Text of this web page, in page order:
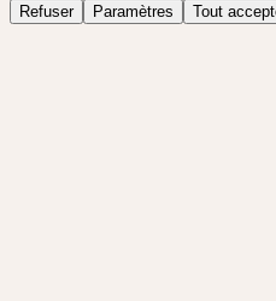
Refuser Paramètres Tout